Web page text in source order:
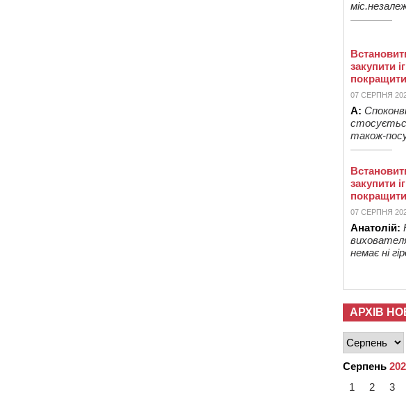
закупити
07 СЕРПНЯ
А:
також-
закупити
07 СЕРПНЯ
Анатолій:
немає ні
АРХІВ
Серпень
1
2 3